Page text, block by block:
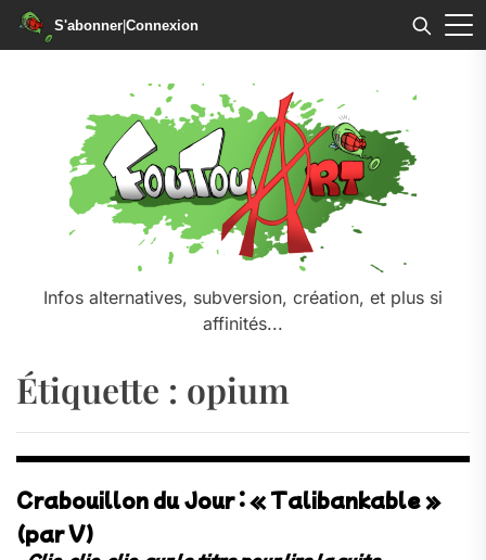
S'abonner|Connexion
Infos alternatives, subversion, création, et plus si
affinités...
Étiquette : opium
Crabouillon du Jour : « Talibankable »
(par V)